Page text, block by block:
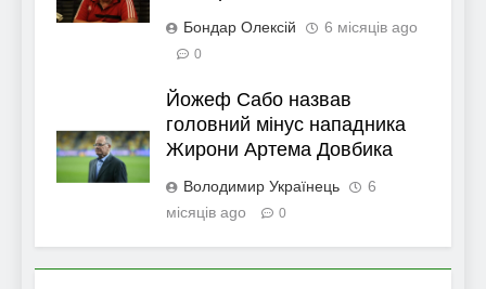
Бондар Олексій 6 місяців ago
0
Йожеф Сабо назвав
головний мінус нападника
Жирони Артема Довбика
Володимир Українець
6
місяців ago
0